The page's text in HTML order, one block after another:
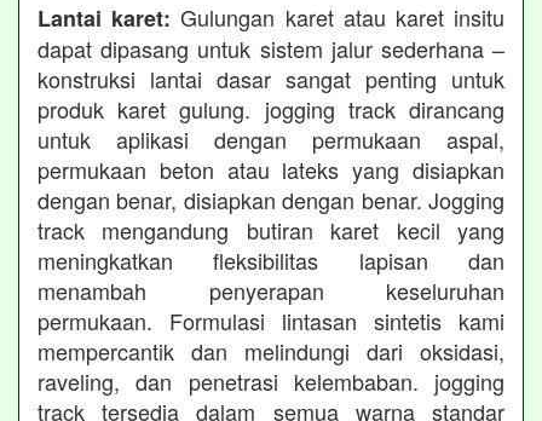
Lantai karet: Gulungan karet atau karet insitu
dapat dipasang untuk sistem jalur sederhana –
konstruksi lantai dasar sangat penting untuk
produk karet gulung. jogging track dirancang
untuk aplikasi dengan permukaan aspal,
permukaan beton atau lateks yang disiapkan
dengan benar, disiapkan dengan benar. Jogging
track mengandung butiran karet kecil yang
meningkatkan fleksibilitas lapisan dan
menambah penyerapan keseluruhan
permukaan. Formulasi lintasan sintetis kami
mempercantik dan melindungi dari oksidasi,
raveling, dan penetrasi kelembaban. jogging
track tersedia dalam semua warna standar